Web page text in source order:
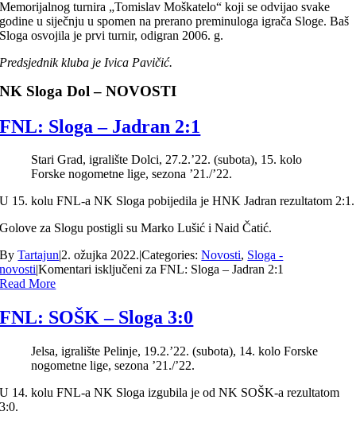
Memorijalnog turnira „Tomislav Moškatelo“ koji se odvijao svake
godine u siječnju u spomen na prerano preminuloga igrača Sloge. Baš
Sloga osvojila je prvi turnir, odigran 2006. g.
Predsjednik kluba je Ivica Pavičić.
NK Sloga Dol – NOVOSTI
FNL: Sloga – Jadran 2:1
Stari Grad, igralište Dolci, 27.2.’22. (subota), 15. kolo
Forske nogometne lige, sezona ’21./’22.
U 15. kolu FNL-a NK Sloga pobijedila je HNK Jadran rezultatom 2:1.
Golove za Slogu postigli su Marko Lušić i Naid Čatić.
ByTartajun|2. ožujka 2022.|Categories:Novosti, Sloga -
novosti|Komentari isključeni za FNL: Sloga – Jadran 2:1
Read More
FNL: SOŠK – Sloga 3:0
Jelsa, igralište Pelinje, 19.2.’22. (subota), 14. kolo Forske
nogometne lige, sezona ’21./’22.
U 14. kolu FNL-a NK Sloga izgubila je od NK SOŠK-a rezultatom
3:0.